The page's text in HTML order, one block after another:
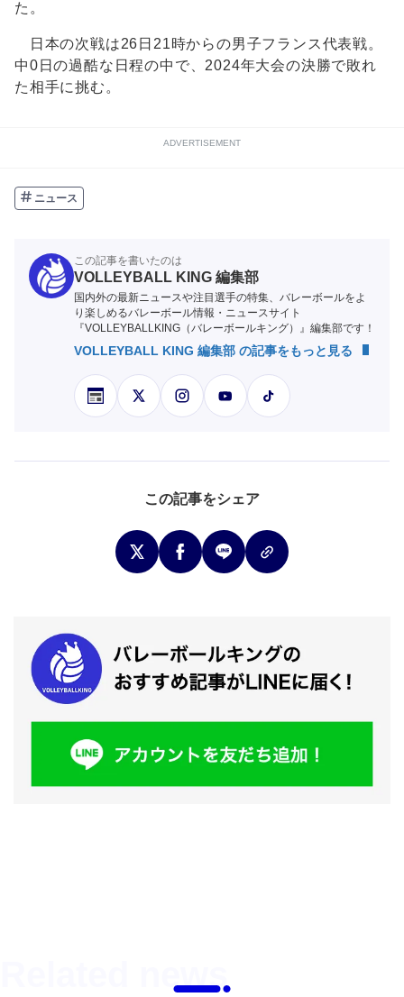
た。
日本の次戦は26日21時からの男子フランス代表戦。
中0日の過酷な日程の中で、2024年大会の決勝で敗れ
た相手に挑む。
ADVERTISEMENT
ニュース
この記事を書いたのは
VOLLEYBALL KING 編集部
国内外の最新ニュースや注目選手の特集、バレーボールをよ
り楽しめるバレーボール情報・ニュースサイト
『VOLLEYBALLKING（バレーボールキング）』編集部です！
VOLLEYBALL KING 編集部 の記事をもっと見る
この記事をシェア